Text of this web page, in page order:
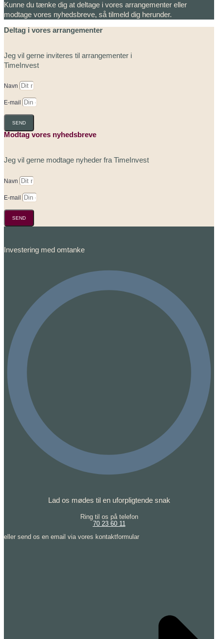
Kunne du tænke dig at deltage i vores arrangementer eller
modtage vores nyhedsbreve, så tilmeld dig herunder.
Deltag i vores arrangementer
Jeg vil gerne inviteres til arrangementer i
TimeInvest
Navn
E-mail
SEND
Modtag vores nyhedsbreve
Jeg vil gerne modtage nyheder fra TimeInvest
Navn
E-mail
SEND
Investering med omtanke
Lad os mødes til en uforpligtende snak
Ring til os på telefon
70 23 60 11
eller send os en email via vores kontaktformular